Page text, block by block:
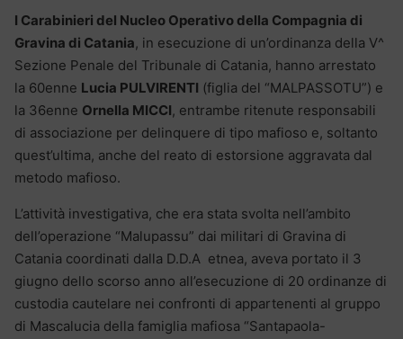
I Carabinieri del Nucleo Operativo della Compagnia di
Gravina di Catania, in esecuzione di un’ordinanza della V^
Sezione Penale del Tribunale di Catania, hanno arrestato
la 60enne Lucia PULVIRENTI (figlia del “MALPASSOTU”) e
la 36enne Ornella MICCI, entrambe ritenute responsabili
di associazione per delinquere di tipo mafioso e, soltanto
quest’ultima, anche del reato di estorsione aggravata dal
metodo mafioso.
L’attività investigativa, che era stata svolta nell’ambito
dell’operazione “Malupassu” dai militari di Gravina di
Catania coordinati dalla D.D.A etnea, aveva portato il 3
giugno dello scorso anno all’esecuzione di 20 ordinanze di
custodia cautelare nei confronti di appartenenti al gruppo
di Mascalucia della famiglia mafiosa “Santapaola-